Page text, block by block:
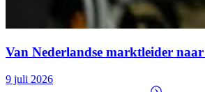
Van Nederlandse marktleider naar
9 juli 2026